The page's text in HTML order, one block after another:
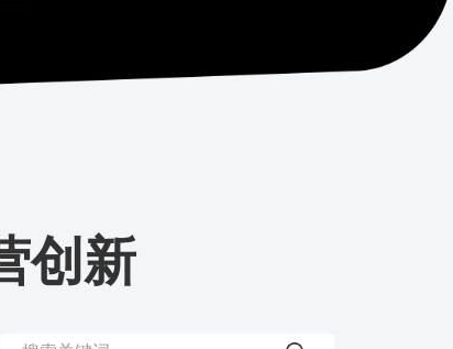
创新